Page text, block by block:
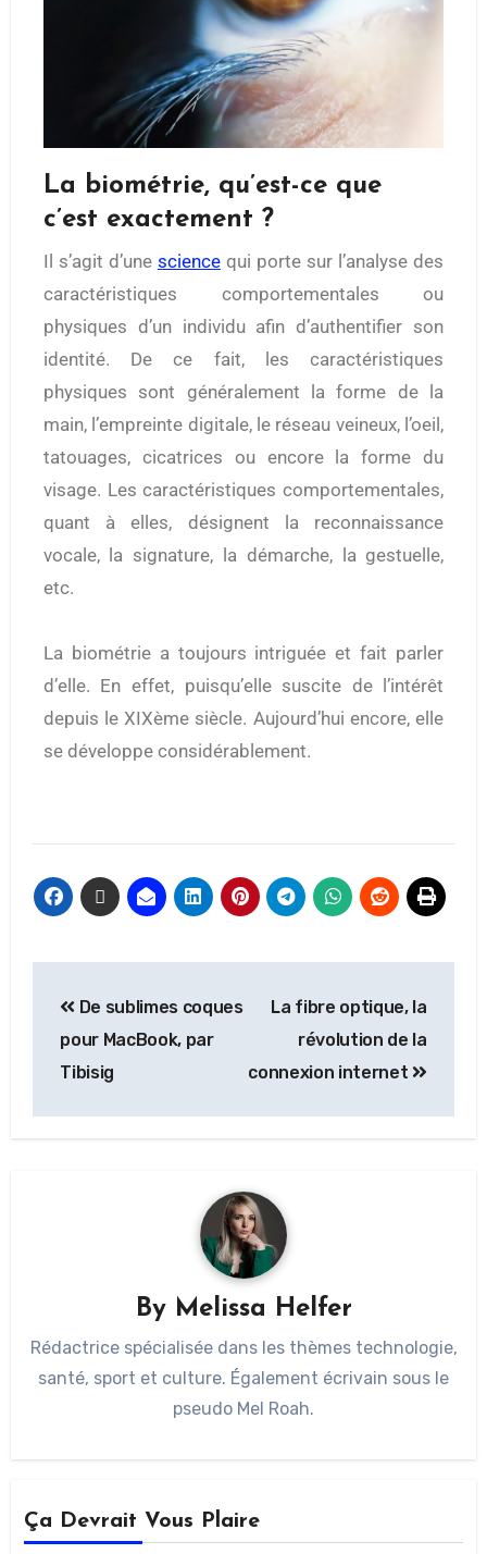
La biométrie, qu’est-ce que
c’est exactement ?
Il s’agit d’une sciencequi porte sur l’analyse des
caractéristiques comportementales ou
physiques d’un individu afin d’authentifier son
identité. De ce fait, les caractéristiques
physiques sont généralement la forme de la
main, l’empreinte digitale, le réseau veineux, l’oeil,
tatouages, cicatrices ou encore la forme du
visage. Les caractéristiques comportementales,
quant à elles, désignent la reconnaissance
vocale, la signature, la démarche, la gestuelle,
etc.
La biométrie a toujours intriguée et fait parler
d’elle. En effet, puisqu’elle suscite de l’intérêt
depuis le XIXème siècle. Aujourd’hui encore, elle
se développe considérablement.
De sublimes coques
pour MacBook, par
Tibisig
La fibre optique, la
révolution de la
connexion internet
By Melissa Helfer
Rédactrice spécialisée dans les thèmes technologie,
santé, sport et culture. Également écrivain sous le
pseudo Mel Roah.
Ça Devrait Vous Plaire